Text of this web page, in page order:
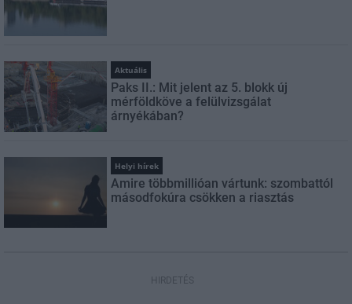
Aktuális
Paks II.: Mit jelent az 5. blokk új
mérföldköve a felülvizsgálat
árnyékában?
Helyi hírek
Amire többmillióan vártunk: szombattól
másodfokúra csökken a riasztás
HIRDETÉS